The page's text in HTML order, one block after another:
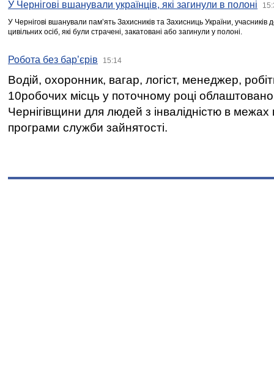
У Чернігові вшанували українців, які загинули в полоні
У Чернігові вшанували пам’ять Захисників та Захисниць України,
цивільних осіб, які були страчені, закатовані або загинули у полоні.
Робота без бар’єрів 15:14
Водій, охоронник, вагар, логіст, менеджер,
10робочих місць у поточному році
Чернігівщини для людей з інвалідністю в межах
програми служби зайнятості.